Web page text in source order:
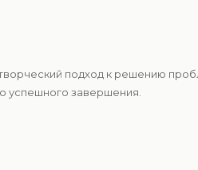
подход к решению
успешного завершения.